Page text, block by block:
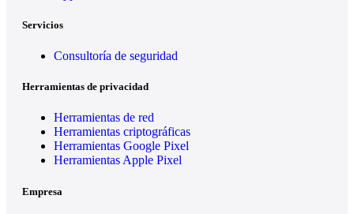
Servicios
Consultoría de seguridad
Herramientas de privacidad
Herramientas de red
Herramientas criptográficas
Herramientas Google Pixel
Herramientas Apple Pixel
Empresa